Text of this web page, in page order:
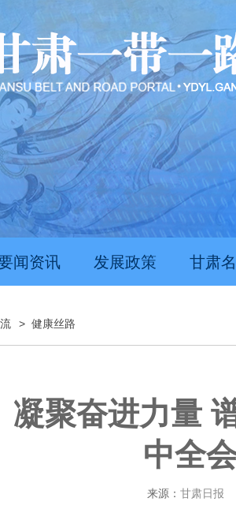
闻资讯 发展政策 甘肃
> 健康丝路
凝聚奋进力量
中全
来源： 甘肃日报